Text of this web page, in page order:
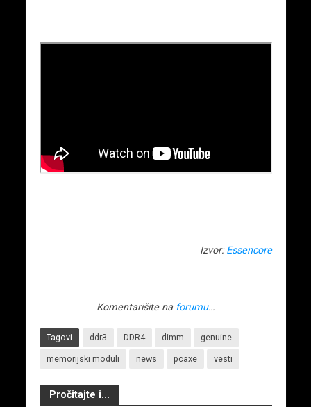
Izvor: Essencore
Komentarišite na forumu…
Tagovi ddr3 DDR4 dimm genuine
memorijski moduli news pcaxe vesti
Pročitajte i...